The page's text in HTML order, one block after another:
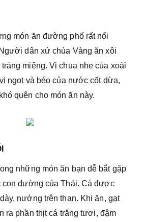
món ăn đường phố rất nổi
dân xứ chùa Vàng ăn xôi
miệng. Vị chua nhẹ của xoài
ngọt và béo của nước cốt dừa,
quên cho món ăn này.
những món ăn bạn dễ bắt gặp
con đường của Thái. Cá được
nướng trên than. Khi ăn, gạt
ra phần thịt cá trắng tươi, đậm